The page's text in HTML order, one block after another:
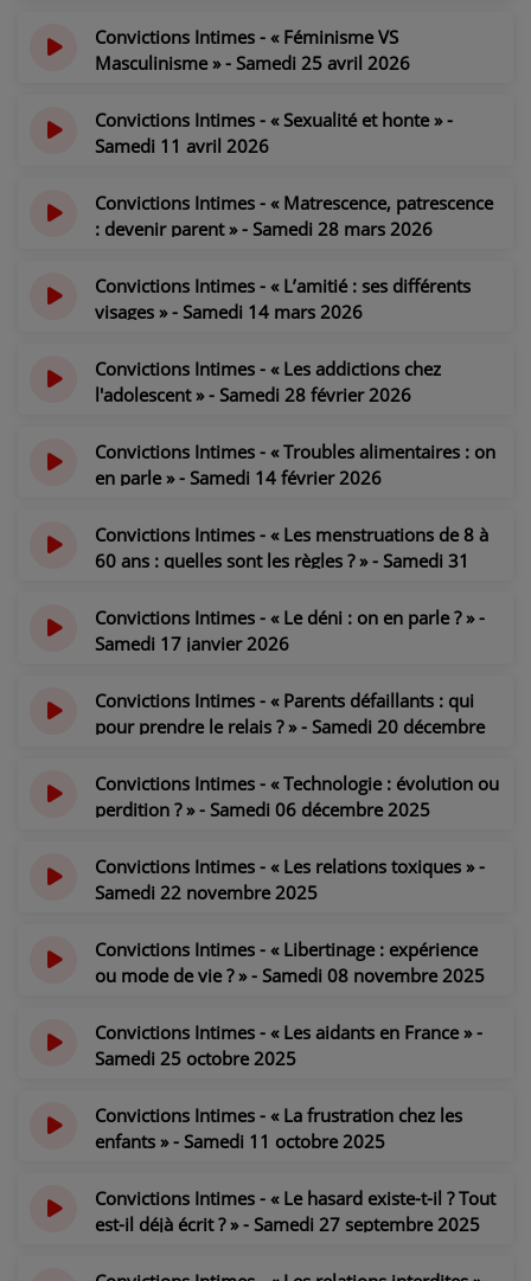
VIDÉOS | L’ŒIL DE L'OIE
PARTENAIRES
CONTACT
Convictions Intimes - « Féminisme VS
Masculinisme » - Samedi 25 avril 2026
Convictions Intimes - « Sexualité et honte » -
Samedi 11 avril 2026
Convictions Intimes - « Matrescence, patrescence
: devenir parent » - Samedi 28 mars 2026
Convictions Intimes - « L’amitié : ses différents
visages » - Samedi 14 mars 2026
Convictions Intimes - « Les addictions chez
l'adolescent » - Samedi 28 février 2026
Convictions Intimes - « Troubles alimentaires : on
en parle » - Samedi 14 février 2026
Convictions Intimes - « Les menstruations de 8 à
60 ans : quelles sont les règles ? » - Samedi 31
il y a 6 mois
Convictions Intimes - « Le déni : on en parle ? » -
Samedi 17 janvier 2026
Convictions Intimes - « Parents défaillants : qui
pour prendre le relais ? » - Samedi 20 décembre
il y a 7 mois
Convictions Intimes - « Technologie : évolution ou
perdition ? » - Samedi 06 décembre 2025
Convictions Intimes - « Les relations toxiques » -
Samedi 22 novembre 2025
Convictions Intimes - « Libertinage : expérience
ou mode de vie ? » - Samedi 08 novembre 2025
Convictions Intimes - « Les aidants en France » -
Samedi 25 octobre 2025
Convictions Intimes - « La frustration chez les
enfants » - Samedi 11 octobre 2025
Convictions Intimes - « Le hasard existe-t-il ? Tout
est-il déjà écrit ? » - Samedi 27 septembre 2025